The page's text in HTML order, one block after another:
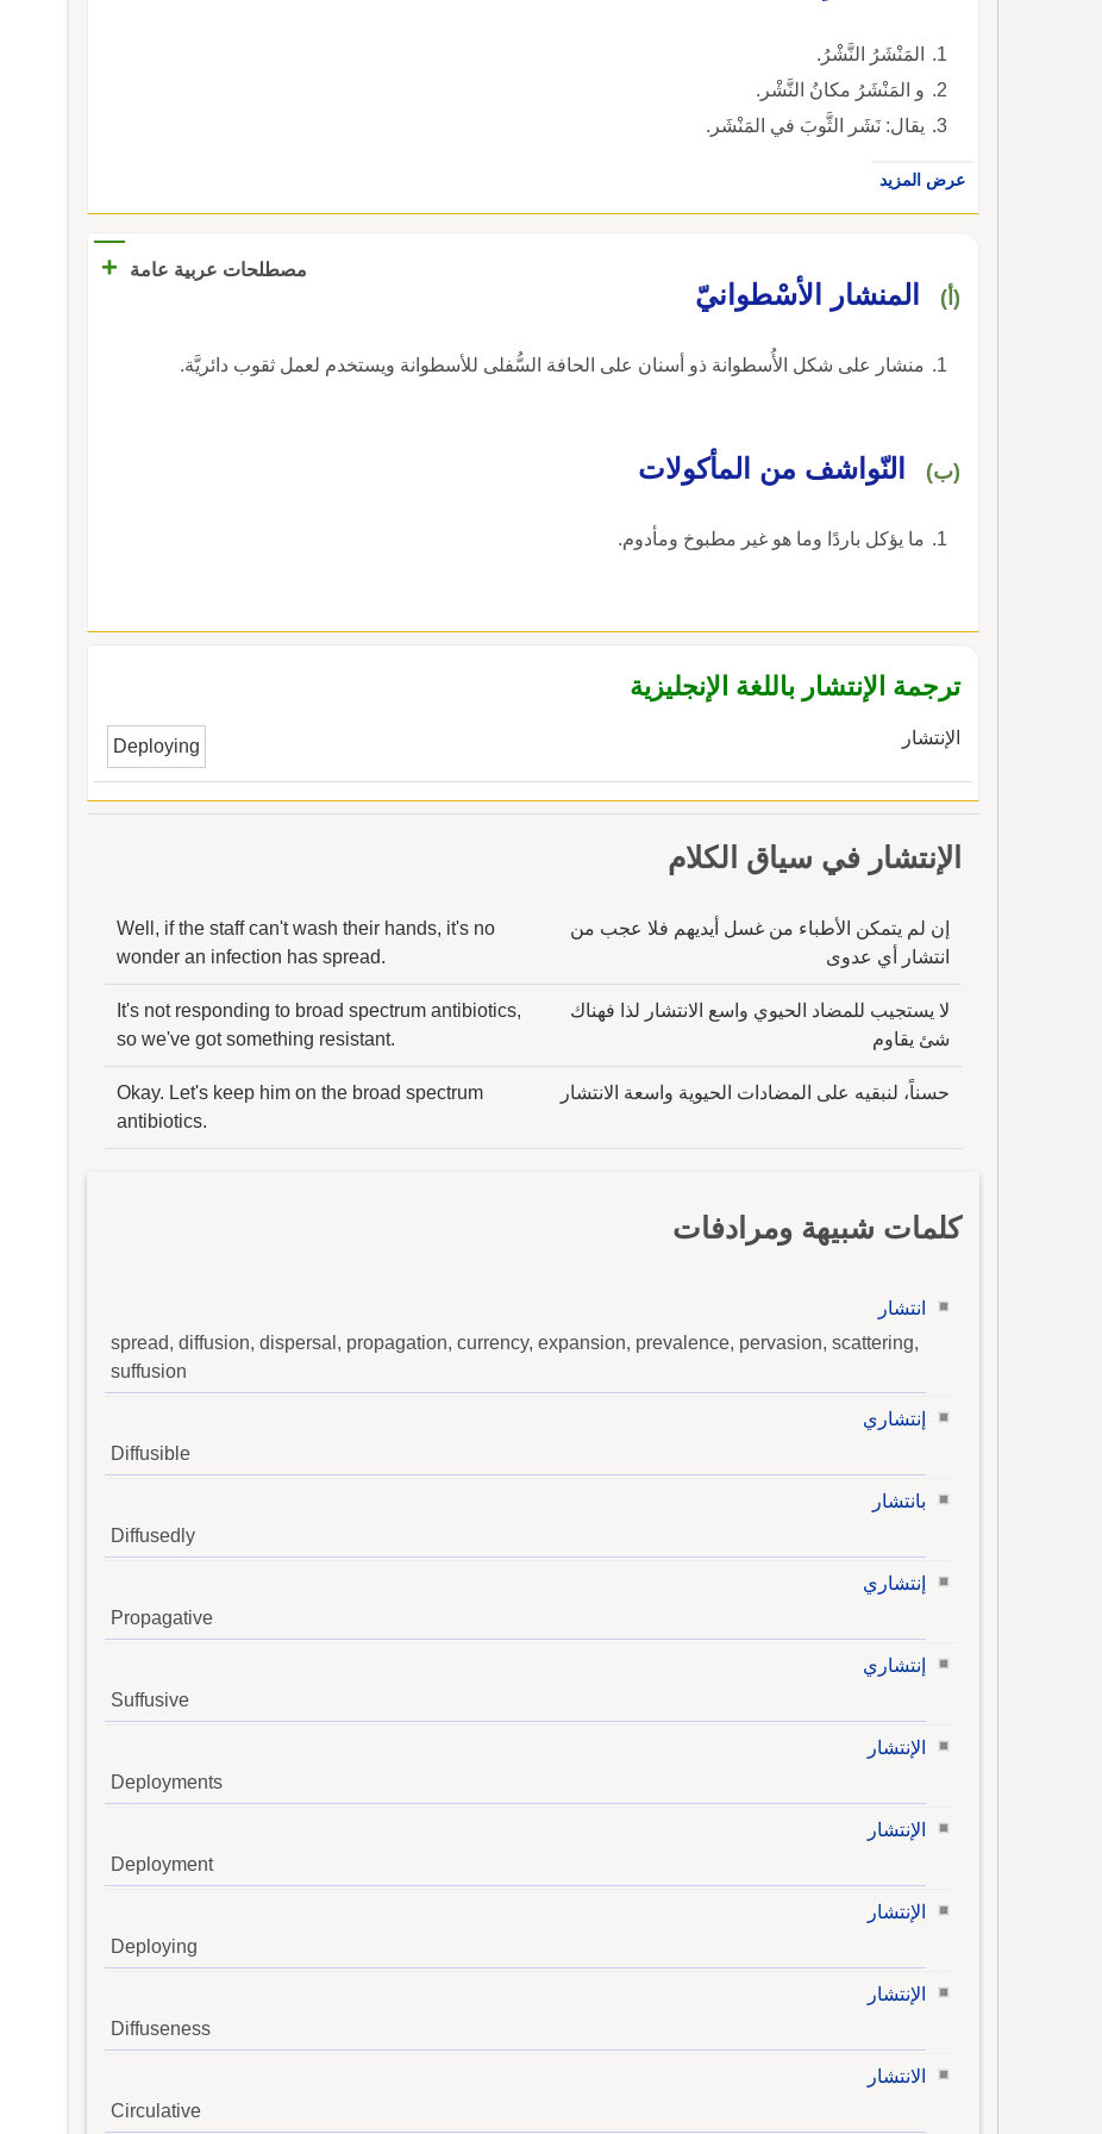
المَنْشَرُ النَّشْرُ.
و المَنْشَرُ مكانُ النَّشْر.
يقال: نَشَر الثَّوبَ في المَنْشَر.
عرض المزيد
مصطلحات عربية عامة +
(أ) المنشار الأسْطوانيّ
منشار على شكل الأُسطوانة ذو أسنان على الحافة السُّفلى للأسطوانة ويستخدم لعمل ثقوب دائريَّة.
(ب) النّواشف من المأكولات
ما يؤكل باردًا وما هو غير مطبوخ ومأدوم.
ترجمة الإنتشار باللغة الإنجليزية
الإنتشار Deploying
الإنتشار في سياق الكلام
إن لم يتمكن الأطباء من غسل أيديهم فلا عجب من
انتشار أي عدوى
Well, if the staff can't wash their hands, it's no
wonder an infection has spread.
لا يستجيب للمضاد الحيوي واسع الانتشار لذا فهناك
شئ يقاوم
It's not responding to broad spectrum antibiotics,
so we've got something resistant.
حسناً، لنبقيه على المضادات الحيوية واسعة الانتشار
Okay. Let's keep him on the broad spectrum
antibiotics.
كلمات شبيهة ومرادفات
انتشار
spread, diffusion, dispersal, propagation, currency, expansion, prevalence, pervasion, scattering,
suffusion
إنتشاري
Diffusible
بانتشار
Diffusedly
إنتشاري
Propagative
إنتشاري
Suffusive
الإنتشار
Deployments
الإنتشار
Deployment
الإنتشار
Deploying
الإنتشار
Diffuseness
الانتشار
Circulative